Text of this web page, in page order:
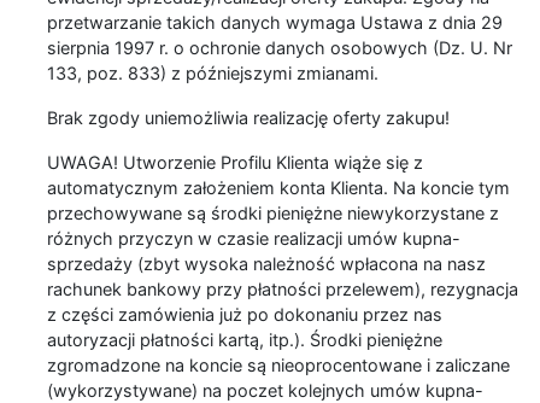
przetwarzanie takich danych wymaga Ustawa z dnia 29
sierpnia 1997 r. o ochronie danych osobowych (Dz. U. Nr
133, poz. 833) z późniejszymi zmianami.
Brak zgody uniemożliwia realizację oferty zakupu!
UWAGA! Utworzenie Profilu Klienta wiąże się z
automatycznym założeniem konta Klienta. Na koncie tym
przechowywane są środki pieniężne niewykorzystane z
różnych przyczyn w czasie realizacji umów kupna-
sprzedaży (zbyt wysoka należność wpłacona na nasz
rachunek bankowy przy płatności przelewem), rezygnacja
z części zamówienia już po dokonaniu przez nas
autoryzacji płatności kartą, itp.). Środki pieniężne
zgromadzone na koncie są nieoprocentowane i zaliczane
(wykorzystywane) na poczet kolejnych umów kupna-